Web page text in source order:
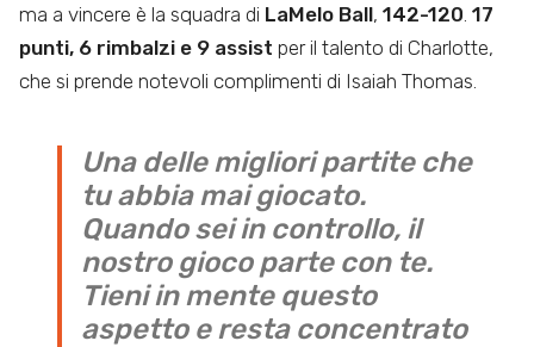
ma a vincere è la squadra di LaMelo Ball, 142-120 17
punti, 6 rimbalzi e 9 assist per il talento di Charlotte,
che si prende notevoli complimenti di Isaiah Thomas.
Una delle migliori partite che
tu abbia mai giocato.
Quando sei in controllo, il
nostro gioco parte con te.
Tieni in mente questo
aspetto e resta concentrato